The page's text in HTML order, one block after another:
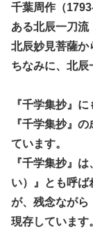
千葉周作（
ある北辰一刀流
北辰妙見菩薩か
ちなみに、北辰
『千学集抄』
『千学集抄』
ています。
『千学集抄』
い）』とも呼ば
が、残念ながら
現存しています